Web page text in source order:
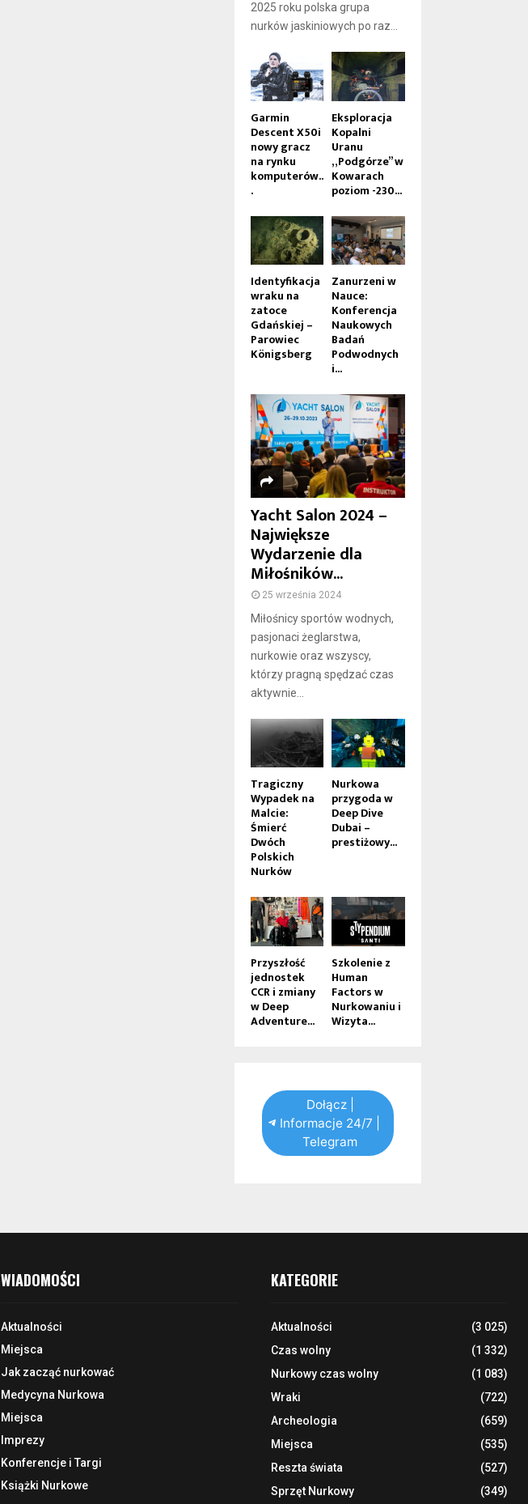
2025 roku polska grupa
nurków jaskiniowych po raz...
Garmin
Descent X50i
nowy gracz
na rynku
komputerów..
.
Eksploracja
Kopalni
Uranu
„Podgórze” w
Kowarach
poziom -230...
Identyfikacja
wraku na
zatoce
Gdańskiej –
Parowiec
Königsberg
Zanurzeni w
Nauce:
Konferencja
Naukowych
Badań
Podwodnych
i...
Yacht Salon 2024 –
Największe
Wydarzenie dla
Miłośników...
25 września 2024
Miłośnicy sportów wodnych,
pasjonaci żeglarstwa,
nurkowie oraz wszyscy,
którzy pragną spędzać czas
aktywnie...
Tragiczny
Wypadek na
Malcie:
Śmierć
Dwóch
Polskich
Nurków
Nurkowa
przygoda w
Deep Dive
Dubai –
prestiżowy...
Przyszłość
jednostek
CCR i zmiany
w Deep
Adventure...
Szkolenie z
Human
Factors w
Nurkowaniu i
Wizyta...
Dołącz |
Informacje 24/7 |
Telegram
WIADOMOŚCI
Aktualności
Miejsca
Jak zacząć nurkować
Medycyna Nurkowa
Miejsca
Imprezy
Konferencje i Targi
Książki Nurkowe
KATEGORIE
Aktualności
(3 025)
Czas wolny
(1 332)
Nurkowy czas wolny
(1 083)
Wraki
(722)
Archeologia
(659)
Miejsca
(535)
Reszta świata
(527)
Sprzęt Nurkowy
(349)